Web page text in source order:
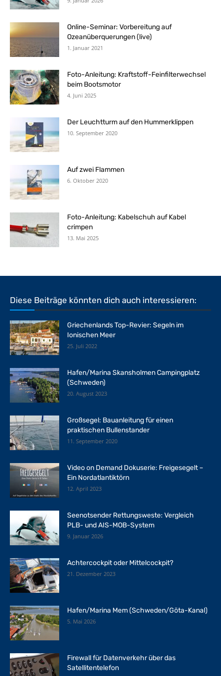
Online-Seminar: Vorbereitung auf
Ozeanüberquerungen (live)
1. Januar 2021
Foto-Anleitung: Kraftstoff-Feinfilterwechsel
beim Bootsmotor
4. Juni 2025
Der Leuchtturm auf den Hummerklippen
10. September 2020
Auf zwei Flammen
6. Oktober 2020
Foto-Anleitung: Kabelschuh auf Kabel
crimpen
13. Mai 2025
Diese Beiträge könnten dich auch interessieren:
Griechenlands Top-Revier: Segeln im
Ionischen Meer
25. Juli 2022
Hafen/Marina Skansholmen Campingplatz
(Schweden)
20. August 2023
Großsegel: Bauanleitung für einen
praktischen Bullenstander
11. September 2020
Video on Demand Dokuserie: Freigesegelt –
Ein Nordatlantiktörn
12. April 2023
Seenotsender Rettungsweste: Vergleich
PLB- und AIS-MOB-System
9. Januar 2026
Achtercockpit oder Mittelcockpit?
21. Dezember 2023
Hafen/Marina Mem (Schweden/Göta-Kanal)
5. Mai 2026
Firewall für Datenverkehr über das
Satellitentelefon